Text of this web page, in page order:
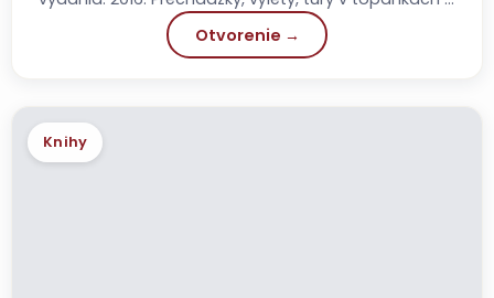
okružné túry...
Otvorenie →
Knihy